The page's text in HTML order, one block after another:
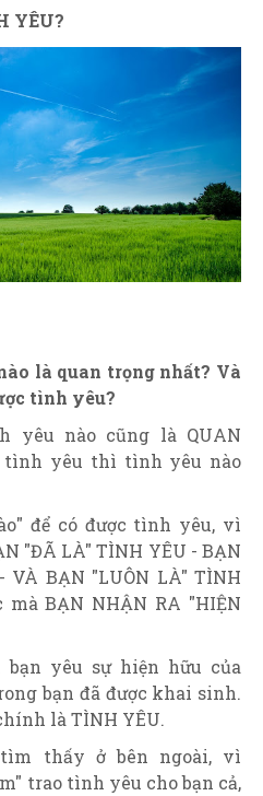
YÊU?
là quan trọng nhất? Và
tình yêu?
yêu nào cũng là QUAN
tình yêu thì tình yêu nào
để có được tình yêu, vì
"ĐÃ LÀ" TÌNH YÊU - BẠN
VÀ BẠN "LUÔN LÀ" TÌNH
BẠN NHẬN RA "HIỆN
bạn yêu sự hiện hữu của
bạn đã được khai sinh.
là TÌNH YÊU.
thấy ở bên ngoài, vì
trao tình yêu cho bạn cả,